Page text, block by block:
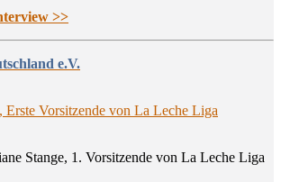
>>
e.V.
Stange, 1. Vorsitzende von La Leche Liga